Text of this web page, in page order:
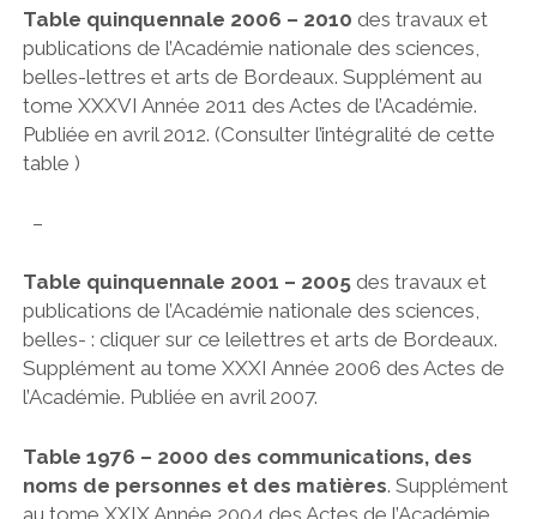
2019
TABLES QUINQUENNALES
PUBLICATIONS DES MEMBRES
Table quinquennale 2006 – 2010 des travaux et
publications de l’Académie nationale des sciences,
belles-lettres et arts de Bordeaux. Supplément au
tome XXXVI Année 2011 des Actes de l’Académie.
Publiée en avril 2012. (Consulter l’intégralité de cette
table )
–
Table quinquennale 2001 – 2005des travaux et
publications de l’Académie nationale des sciences,
belles- : cliquer sur ce leilettres et arts de Bordeaux.
Supplément au tome XXXI Année 2006 des Actes de
l’Académie. Publiée en avril 2007.
Table 1976 – 2000 des communications, des
noms de personnes et des matières. Supplément
au tome XXIX Année 2004 des Actes de l’Académie.